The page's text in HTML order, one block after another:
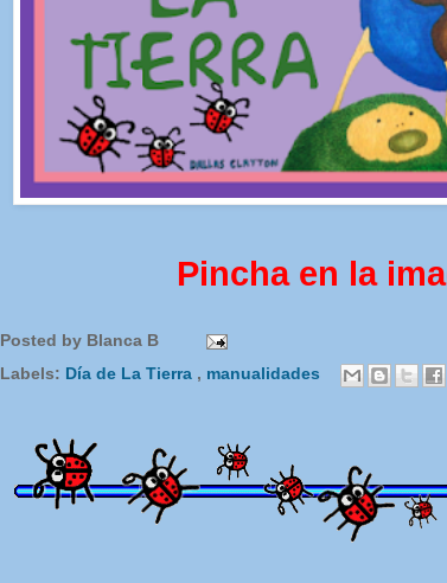
Pincha en la
Posted by Blanca B
Labels: Día de La Tierra , manualidades